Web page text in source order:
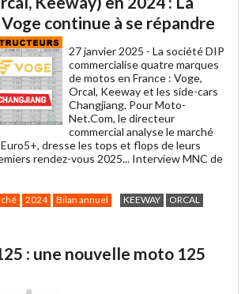
à
un
ami
continue à se répandre
27 janvier 2025 - La société DIP
commercialise quatre marques
de motos en France : Voge,
Orcal, Keeway et les side-cars
Changjiang. Pour Moto-
Net.Com, le directeur
commercial analyse le marché
dresse les tops et flops de leurs
rendez-vous 2025... Interview MNC de
2024 Bilan annuel KEEWAY
ORCAL
: une nouvelle moto 125